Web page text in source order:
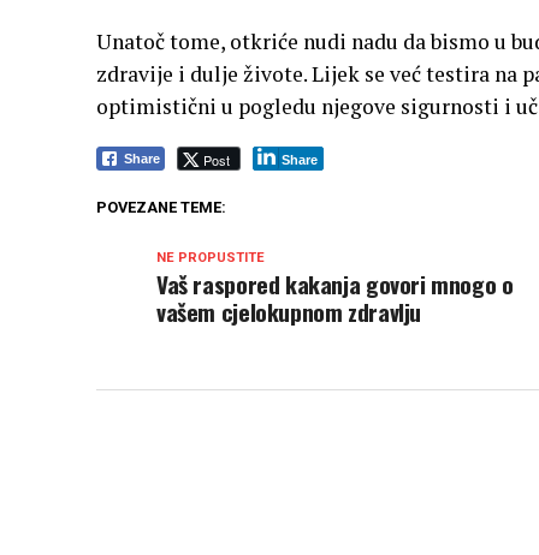
Unatoč tome, otkriće nudi nadu da bismo u
zdravije i dulje živote. Lijek se već testira na
optimistični u pogledu njegove sigurnosti i
Share Post Share
POVEZANE TEME:
NE PROPUSTITE
Vaš raspored kakanja govori mnogo o
vašem cjelokupnom zdravlju